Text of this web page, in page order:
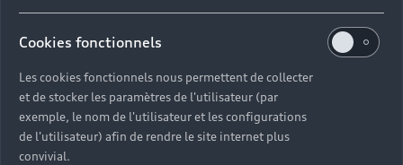
Cookies fonctionnels
Les cookies fonctionnels nous permettent de collecter
et de stocker les paramètres de l'utilisateur (par
exemple, le nom de l'utilisateur et les configurations
de l'utilisateur) afin de rendre le site internet plus
convivial.